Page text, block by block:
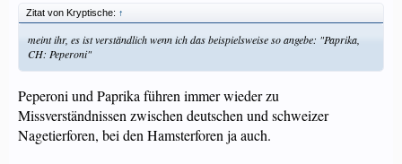
Zitat von Kryptische: ↑
meint ihr, es ist verständlich wenn ich das beispielsweise so angebe: "Paprika,
CH: Peperoni"
Peperoni und Paprika führen immer wieder zu
Missverständnissen zwischen deutschen und schweizer
Nagetierforen, bei den Hamsterforen ja auch.